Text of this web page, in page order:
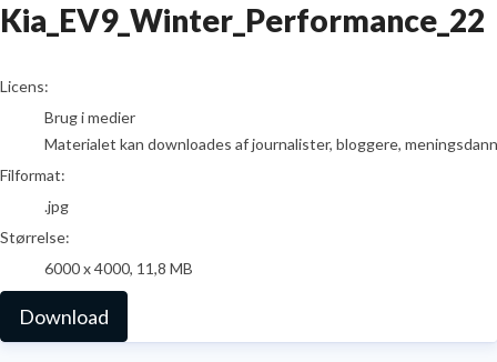
Kia_EV9_Winter_Performance_22
go to media item
Licens:
Brug i medier
Materialet kan downloades af journalister, bloggere,
Filformat:
.jpg
Størrelse:
6000 x 4000, 11,8 MB
Download